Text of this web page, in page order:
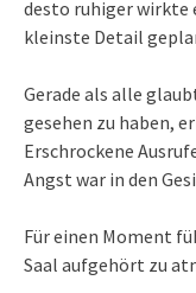
desto ruhiger wirkte
kleinste Detail
Gerade als alle
gesehen zu haben,
Erschrockene
Angst war in den
Für einen Moment
Saal aufgehört zu